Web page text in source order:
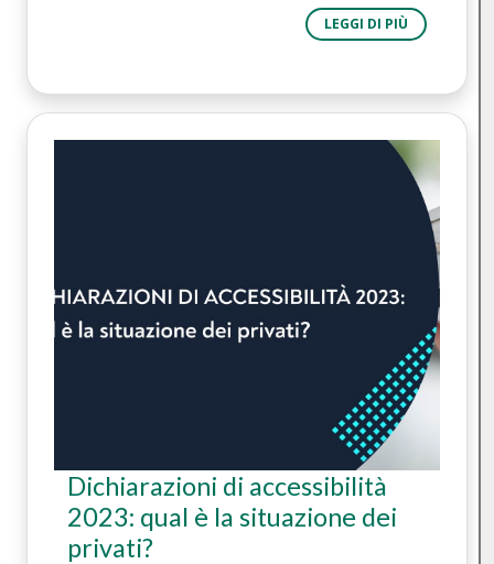
LEGGI DI PIÙ
Dichiarazioni di accessibilità
2023: qual è la situazione dei
privati?